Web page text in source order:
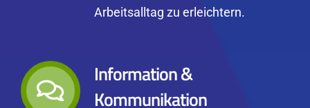
Arbeitsalltag zu erleichtern.
Information &
Kommunikation